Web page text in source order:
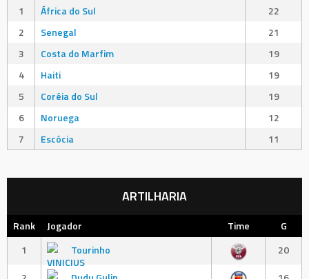
1
África do Sul
22
2
Senegal
21
3
Costa do Marfim
19
4
Haiti
19
5
Coréia do Sul
19
6
Noruega
12
7
Escócia 11
ARTILHARIA
Rank Jogador Time
G
1
Tourinho
20